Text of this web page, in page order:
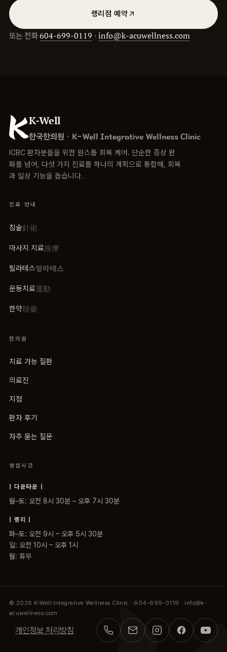
랭리점 예약
또는 전화 604-699-0119 · info@k-acuwellness.com
K-Well
한국한의원 · K-Well Integrative Wellness Clinic
ICBC 환자분들을 위한 원스톱 회복 케어. 단순한 증상 완
화를 넘어, 다섯 가지 진료를 하나의 계획으로 통합해, 회복
과 일상 기능을 돕습니다.
진료 안내
침술針術
마사지 치료按摩
필라테스필라테스
운동치료運動
한약韓藥
한의원
치료 가능 질환
의료진
지점
환자 후기
자주 묻는 질문
영업시간
| 다운타운 |
월–토: 오전 8시 30분 – 오후 7시 30분
| 랭리 |
화–토: 오전 9시 – 오후 5시 30분
일: 오전 10시 – 오후 1시
월: 휴무
© 2026 K-Well Integrative Wellness Clinic · 604-699-0119 · info@k-
acuwellness.com
개인정보 처리방침